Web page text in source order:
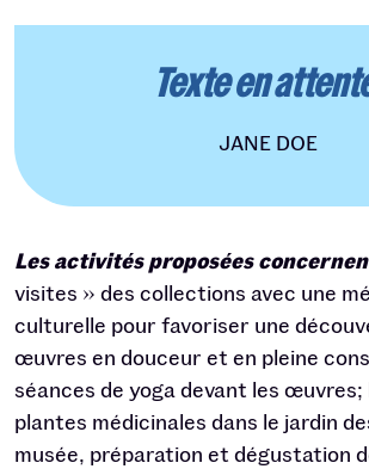
Texte en
JANE DOE
Les activités proposées
visites » des collections avec une
culturelle pour favoriser une
œuvres en douceur et en pleine
séances de yoga devant les
plantes médicinales dans le jardin
musée, préparation et dégustation